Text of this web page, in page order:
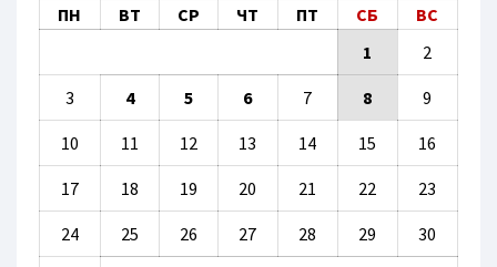
ПН
ВТ СР ЧТ ПТ СБ
ВС
1
2
3 4 5 6 7 8 9
10 11 12 13 14 15 16
17 18 19 20 21 22 23
24 25 26 27 28 29 30